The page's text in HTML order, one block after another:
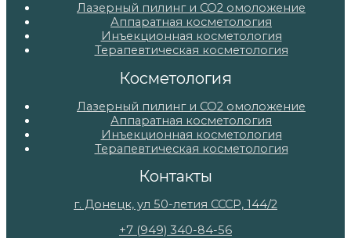
Лазерный пилинг и СО2 омоложение
Аппаратная косметология
Инъекционная косметология
Терапевтическая косметология
Косметология
Лазерный пилинг и СО2 омоложение
Аппаратная косметология
Инъекционная косметология
Терапевтическая косметология
Контакты
г. Донецк, ул 50-летия СССР, 144/2
+7 (949) 340-84-56